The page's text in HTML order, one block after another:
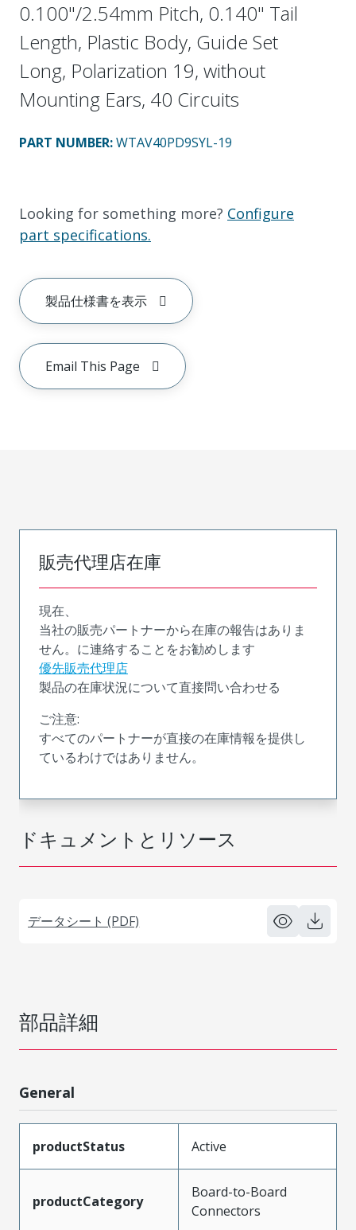
0.100"/2.54mm Pitch, 0.140" Tail
Length, Plastic Body, Guide Set
Long, Polarization 19, without
Mounting Ears, 40 Circuits
PART NUMBER:WTAV40PD9SYL-19
Looking for something more? Configure
part specifications.
製品仕様書を表示
Email This Page
ドキュメントとリソース
データシート (PDF)
販売代理店在庫
現在、
当社の販売パートナーから在庫の報告はありま
せん。に連絡することをお勧めします
優先販売代理店
製品の在庫状況について直接問い合わせる
ご注意:
すべてのパートナーが直接の在庫情報を提供し
ているわけではありません。
部品詳細
General
productStatus Active
productCategory
Board-to-Board
Connectors